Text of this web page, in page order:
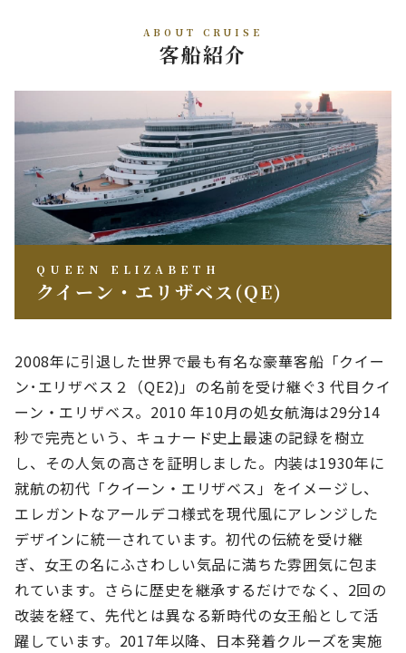
ABOUT CRUISE
客船紹介
QUEEN ELIZABETH
クイーン・エリザベス(QE)
2008年に引退した世界で最も有名な豪華客船「クイー
ン･エリザベス２（QE2)」の名前を受け継ぐ3 代目クイ
ーン・エリザベス。2010 年10月の処女航海は29分14
秒で完売という、キュナード史上最速の記録を樹立
し、その人気の高さを証明しました。内装は1930年に
就航の初代「クイーン・エリザベス」をイメージし、
エレガントなアールデコ様式を現代風にアレンジした
デザインに統一されています。初代の伝統を受け継
ぎ、女王の名にふさわしい気品に満ちた雰囲気に包ま
れています。さらに歴史を継承するだけでなく、2回の
改装を経て、先代とは異なる新時代の女王船として活
躍しています。2017年以降、日本発着クルーズを実施